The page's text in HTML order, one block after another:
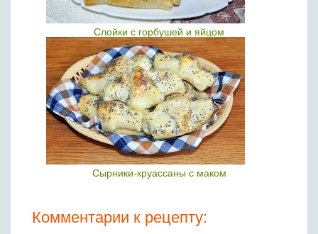
Слойки с горбушей и яйцом
Сырники-круассаны с маком
Комментарии к рецепту: